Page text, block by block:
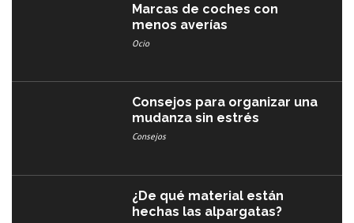
Marcas de coches con
menos averías​
Ocio
Consejos para organizar una
mudanza sin estrés
Consejos
¿De qué material están
hechas las alpargatas?